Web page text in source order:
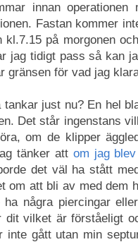
innan
Fastan kommer
kl.7.15 på morgonen
jag tidigt pass så kan
gränsen för vad jag
tankar just nu? En hel
Det står ingenstans
om de klipper
tänker att om jag
det väl ha stått
om att bli av med dem
några piercingar
dit vilket är förståeligt
inte gått utan min